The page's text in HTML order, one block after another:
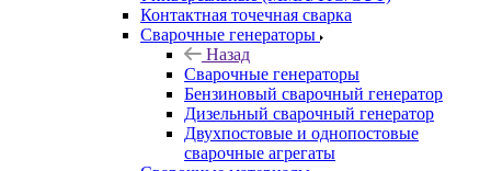
Контактная точечная сварка
Сварочные генераторы
Назад
Сварочные генераторы
Бензиновый сварочный генератор
Дизельный сварочный генератор
Двухпостовые и однопостовые
сварочные агрегаты